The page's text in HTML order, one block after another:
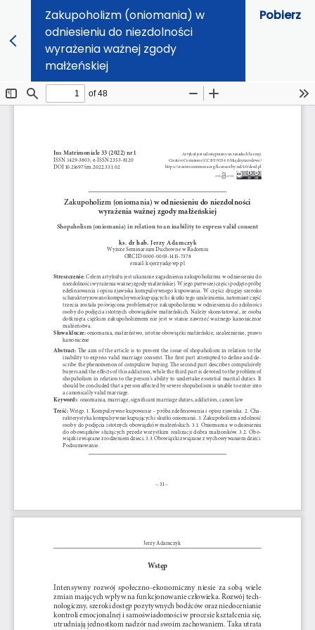
Zakupoholizm (oniomania) w
odniesieniu do niezdolności
wyrażenia ważnej zgody
małżeńskiej
Pobierz